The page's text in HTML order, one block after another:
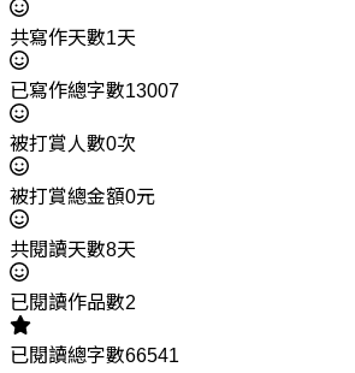
共寫作天數1天
已寫作總字數13007
被打賞人數0次
被打賞總金額0元
共閱讀天數8天
已閱讀作品數2
已閱讀總字數66541